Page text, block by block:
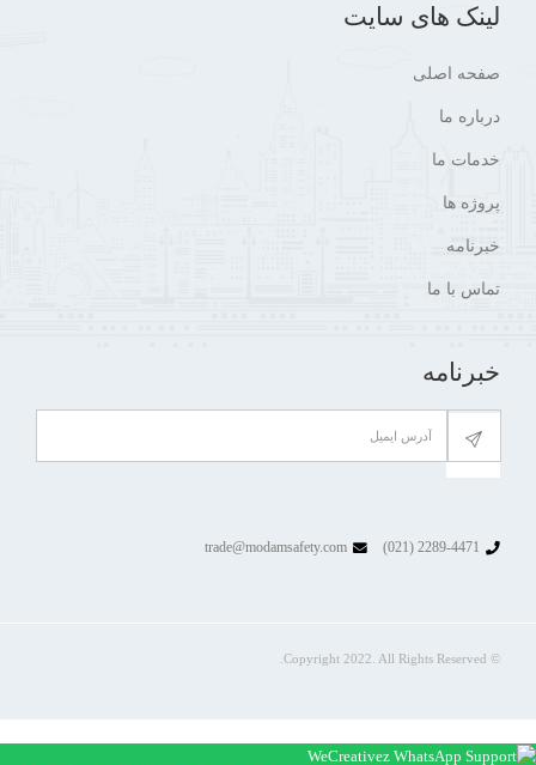
لینک های سایت
صفحه اصلی
درباره ما
خدمات ما
پروژه ها
خبرنامه
تماس با ما
خبرنامه
trade@modamsafety.com
© Copyright 2022. All Rights Reserved.